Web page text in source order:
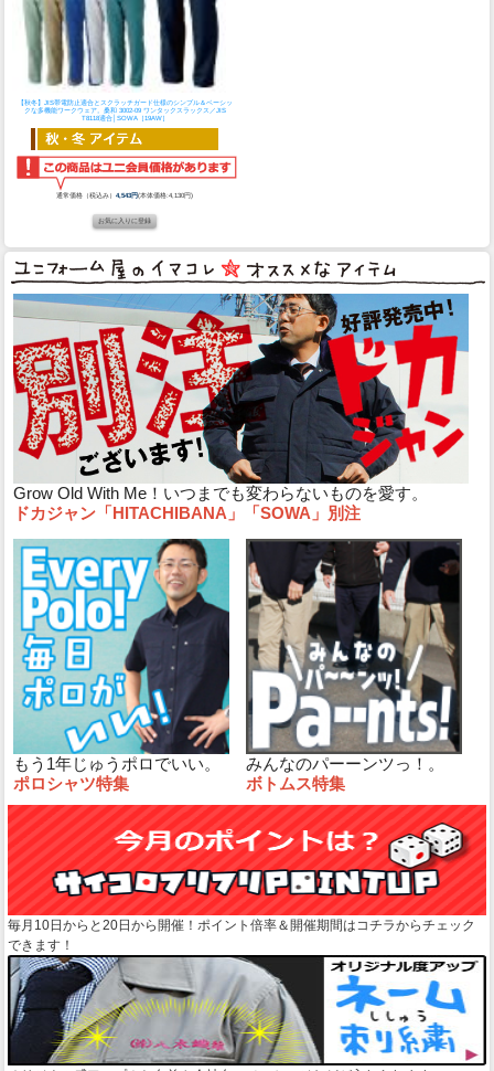
【秋冬】JIS帯電防止適合とスクラッチガード仕様のシンプル＆ベーシッ
クな多機能ワークウェア。 桑和 3002-09 ワンタックスラックス／JIS
T8118適合│SOWA［19AW］
通常価格（税込み）4,543円(本体価格:4,130円)
Grow Old With Me！いつまでも変わらないものを愛す。
ドカジャン「HITACHIBANA」「SOWA」別注
もう1年じゅうポロでいい。
ポロシャツ特集
みんなのパーーンツっ！。
ボトムス特集
毎月10日からと20日から開催！ポイント倍率＆開催期間はコチラからチェック
できます！